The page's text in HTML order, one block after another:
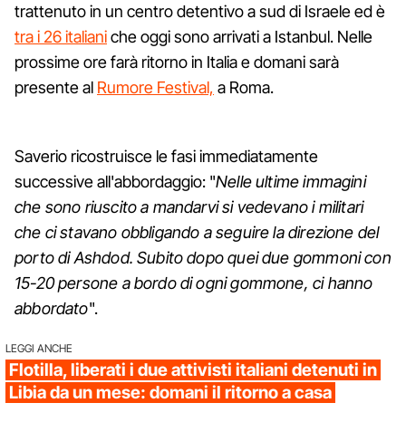
trattenuto in un centro detentivo a sud di Israele ed è
tra i 26 italianiche oggi sono arrivati a Istanbul. Nelle
prossime ore farà ritorno in Italia e domani sarà
presente al Rumore Festival, a Roma.
Saverio ricostruisce le fasi immediatamente
successive all'abbordaggio: "Nelle ultime immagini
che sono riuscito a mandarvi si vedevano i militari
che ci stavano obbligando a seguire la direzione del
porto di Ashdod. Subito dopo quei due gommoni con
15-20 persone a bordo di ogni gommone, ci hanno
abbordato".
LEGGI ANCHE
Flotilla, liberati i due attivisti italiani detenuti in
Libia da un mese: domani il ritorno a casa